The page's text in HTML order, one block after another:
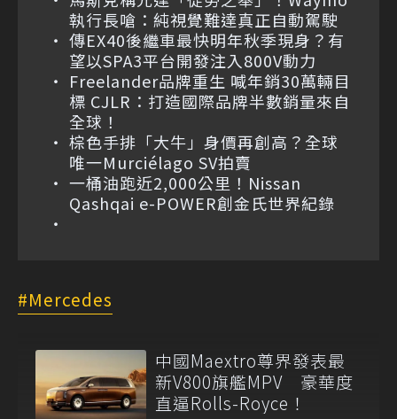
執行長嗆：純視覺難達真正自動駕駛
傳EX40後繼車最快明年秋季現身？有
望以SPA3平台開發注入800V動力
Freelander品牌重生 喊年銷30萬輛目
標 CJLR：打造國際品牌半數銷量來自
全球！
棕色手排「大牛」身價再創高？全球
唯一Murciélago SV拍賣
一桶油跑近2,000公里！Nissan
Qashqai e-POWER創金氏世界紀錄
Mercedes
中國Maextro尊界發表最
新V800旗艦MPV 豪華度
直逼Rolls-Royce！